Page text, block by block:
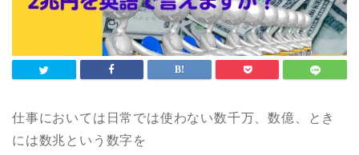
仕事においては日常では使わない数千万、数億、とき
には数兆という数字を